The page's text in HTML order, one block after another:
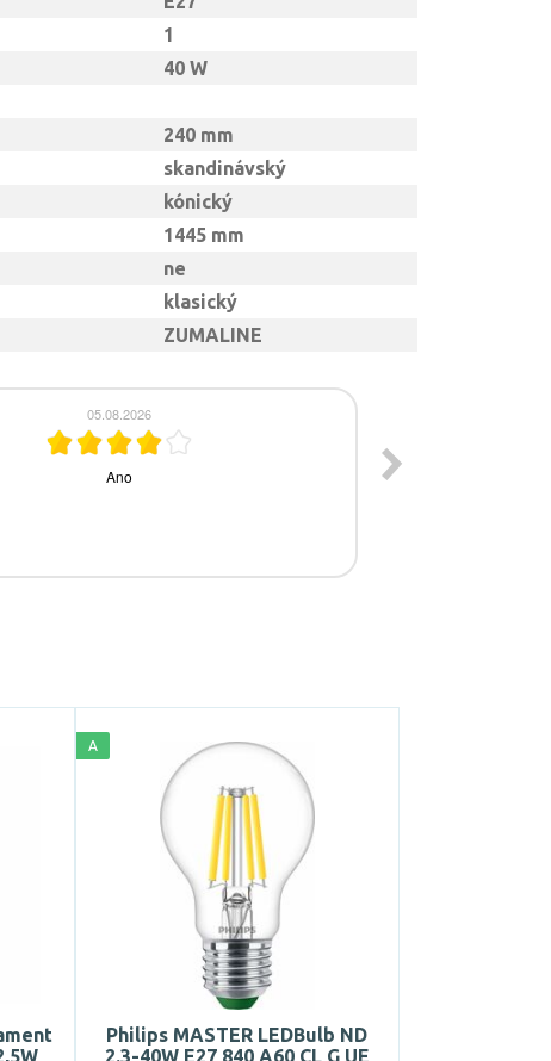
1
40 W
240 mm
skandinávský
kónický
1445 mm
ne
klasický
ZUMALINE
A
Philips MASTER LEDBulb ND
2.3-40W E27 840 A60 CL G UE